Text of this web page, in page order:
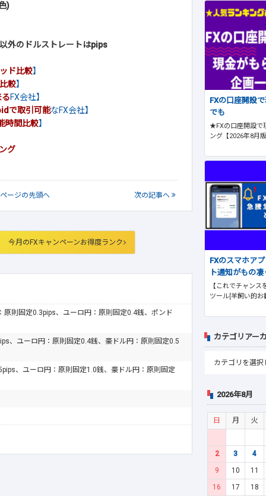
)
外のドルストレートはpips
ド比較】
較】
FX会社】
で取引可能なFX会社】
時間比較】
グ
ページの先頭へ 次の記事へ
今月のFXキャンペーンお得度ランク
則固定0.3pips、ユーロ円：原則固定0.4銭、ポンド
、ユーロ円：原則固定0.4銭、豪ドル円：原則固定0.5
、ユーロ円：原則固定1.0銭、豪ドル円：原則固定
FXの口座開設
でも
★FXの口座開設で
ング【2026年8月
FXのスマホア
ト通知がもの
【これでチャン
ツール[羊飼い的お
カテゴリアー
2026年8月
日 月 火
2 3
4
9
10
11
16
17 18